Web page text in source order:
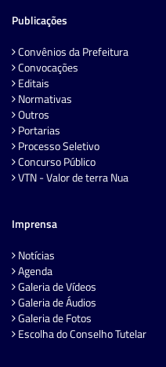
Publicações
Convênios da Prefeitura
Convocações
Editais
Normativas
Outros
Portarias
Processo Seletivo
Concurso Público
VTN - Valor de terra Nua
Imprensa
Notícias
Agenda
Galeria de Vídeos
Galeria de Áudios
Galeria de Fotos
Escolha do Conselho Tutelar